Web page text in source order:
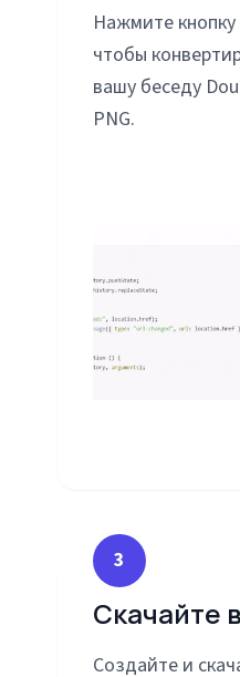
Нажмите кнопку
чтобы
вашу беседу
PNG.
3
Скачайте
Создайте и